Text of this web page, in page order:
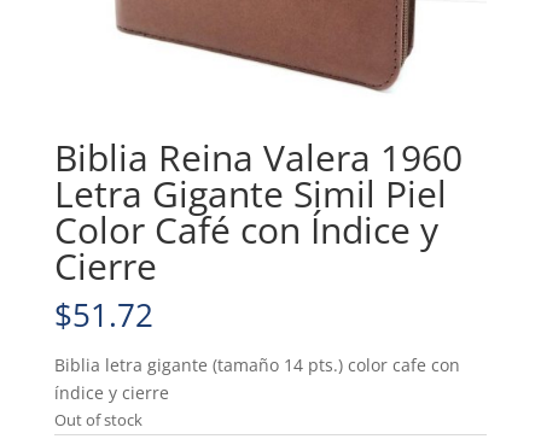
Biblia Reina Valera 1960
Letra Gigante Simil Piel
Color Café con Índice y
Cierre
$51.72
Biblia letra gigante (tamaño 14 pts.) color cafe con
índice y cierre
Out of stock